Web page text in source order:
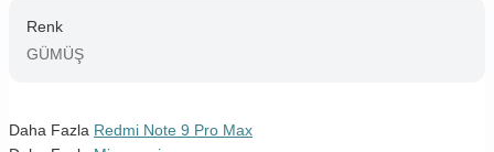
Renk
GÜMÜŞ
Daha Fazla Redmi Note 9 Pro Max